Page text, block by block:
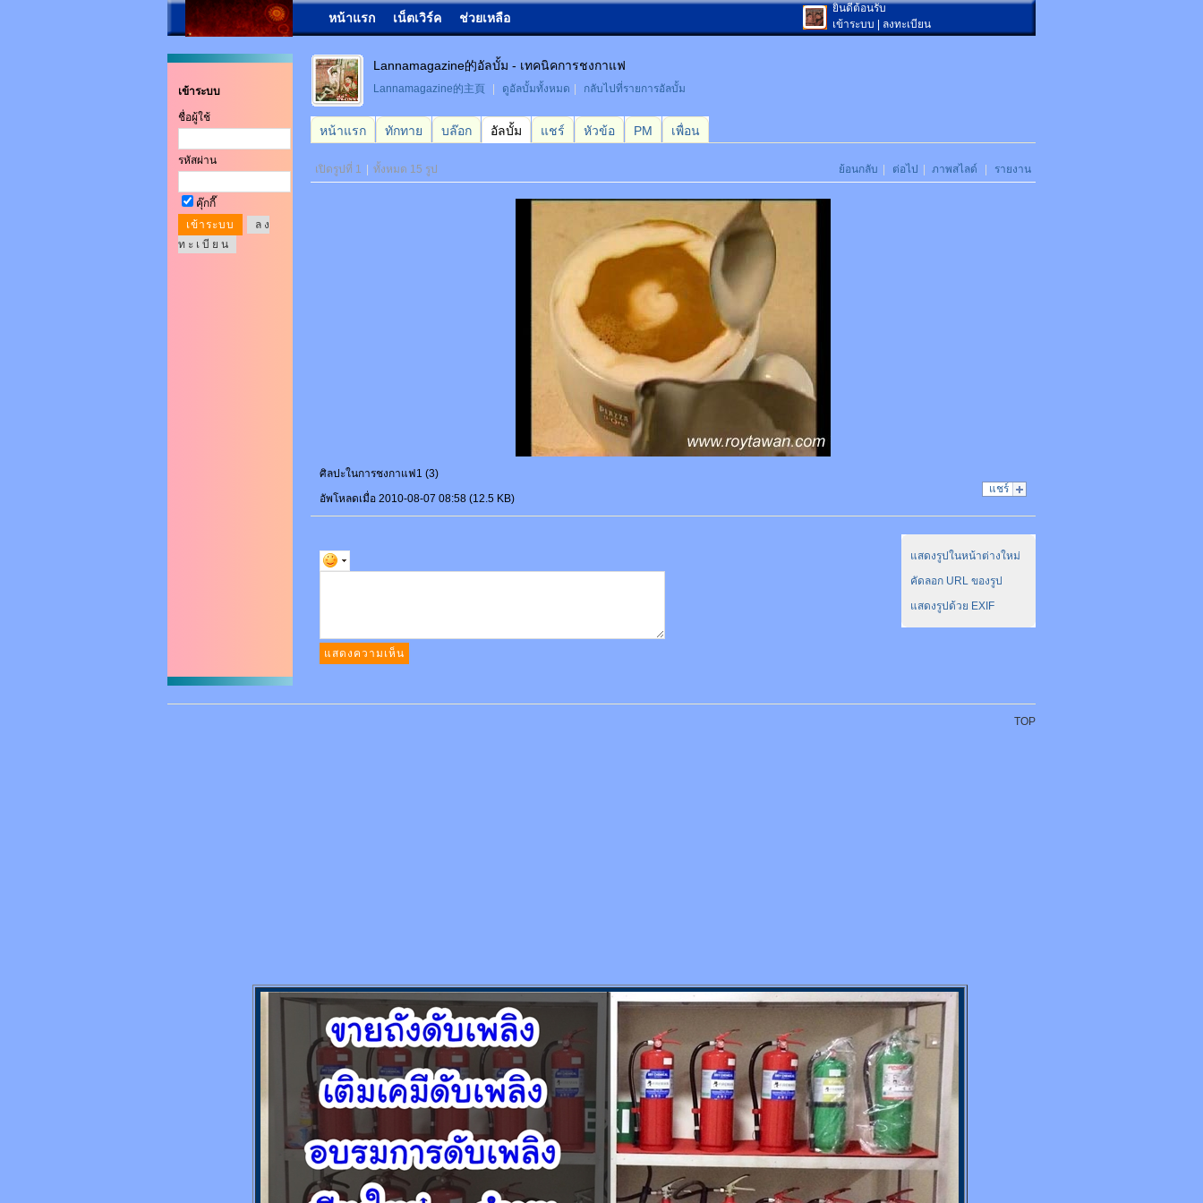
หน้าแรก เน็ตเวิร์ค ช่วยเหลือ
ยินดีต้อนรับ
เข้าระบบ
ลงทะเบียน
เข้าระบบ
ชื่อผู้ใช้
รหัสผ่าน
คุ๊กกี๊
ล ง
ท ะ เ บี ย น
Lannamagazine的อัลบั้ม - เทคนิคการชงกาแฟ
Lannamagazine的主頁 ดูอัลบั้มทั้งหมด กลับไปที่รายการอัลบั้ม
หน้าแรก ทักทาย บล๊อก อัลบั้ม แชร์ หัวข้อ PM เพื่อน
ย้อนกลับ ต่อไป ภาพสไลด์ รายงาน
เปิดรูปที่ 1 ทั้งหมด 15 รูป
ศิลปะในการชงกาแฟ1 (3)
แชร์
อัพโหลดเมื่อ 2010-08-07 08:58 (12.5 KB)
แสดงรูปในหน้าต่างใหม่
คัดลอก URL ของรูป
แสดงรูปด้วย EXIF
TOP